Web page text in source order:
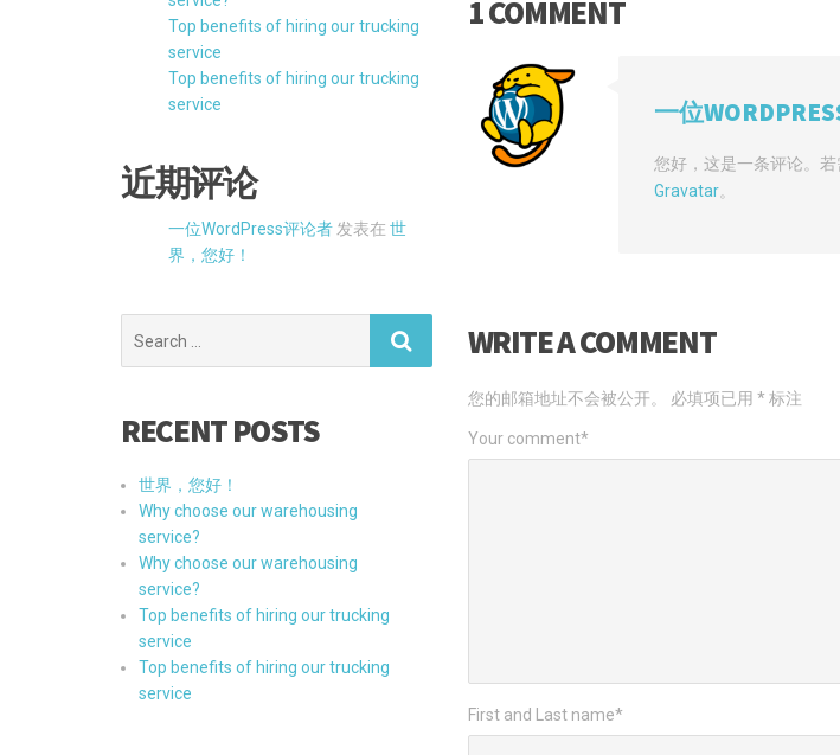
1 COMMENT
一位
您好，这是一条评论。
Gravatar。
WRITE A COMMENT
您的邮箱地址不会被公开。 必填项已用 * 标注
Your comment*
First and Last name*
Top benefits of hiring our trucking
service
Top benefits of hiring our trucking
service
近期评论
一位WordPress评论者 发表在 世
界，您好！
for:
RECENT POSTS
世界，您好！
Why choose our warehousing
service?
Why choose our warehousing
service?
Top benefits of hiring our trucking
service
Top benefits of hiring our trucking
service